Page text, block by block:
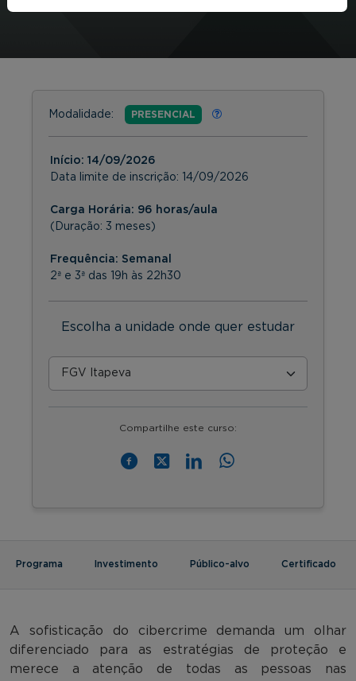
Modalidade: PRESENCIAL
Início: 14/09/2026
Data limite de inscrição: 14/09/2026
Carga Horária: 96 horas/aula
(Duração: 3 meses)
Frequência: Semanal
2ª e 3ª das 19h às 22h30
Escolha a unidade onde quer estudar
Compartilhe este curso:
Programa Investimento Público-alvo Certificado
A sofisticação do cibercrime demanda um olhar
diferenciado para as estratégias de proteção e
merece a atenção de todas as pessoas nas